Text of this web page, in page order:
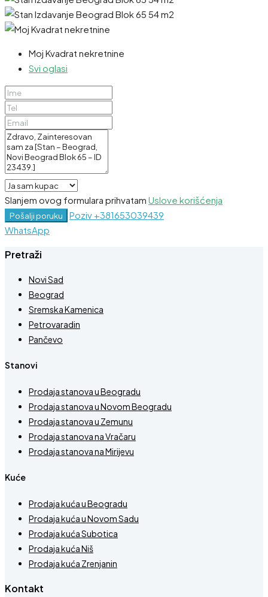
Moj Kvadrat nekretnine
Svi oglasi
Slanjem ovog formulara prihvatam Uslove korišćenja
Pošalji poruku Poziv +381653039439
WhatsApp
Pretraži
Novi Sad
Beograd
Sremska Kamenica
Petrovaradin
Pančevo
Stanovi
Prodaja stanova u Beogradu
Prodaja stanova u Novom Beogradu
Prodaja stanova u Zemunu
Prodaja stanova na Vračaru
Prodaja stanova na Mirijevu
Kuće
Prodaja kuća u Beogradu
Prodaja kuća u Novom Sadu
Prodaja kuća Subotica
Prodaja kuća Niš
Prodaja kuća Zrenjanin
Kontakt